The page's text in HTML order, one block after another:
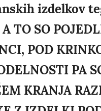
izdelkov
TO SO
POD
PA
KRANJA